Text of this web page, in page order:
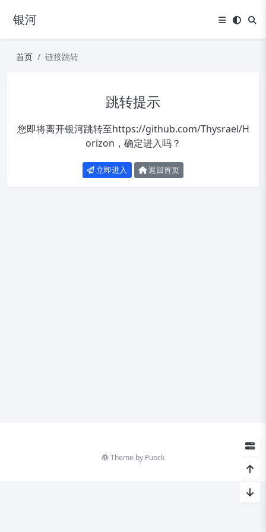
银河
首页 链接跳转
跳转提示
您即将离开银河跳转至https://github.com/Thysrael/H
orizon ，确定进入吗？
立即进入 返回首页
Theme by Puock